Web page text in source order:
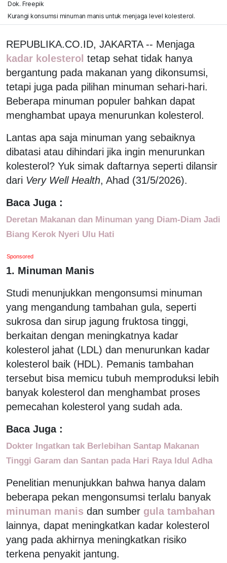
Dok. Freepik
Kurangi konsumsi minuman manis untuk menjaga level kolesterol.
REPUBLIKA.CO.ID, JAKARTA -- Menjaga
kadar kolesterol tetap sehat tidak hanya
bergantung pada makanan yang dikonsumsi,
tetapi juga pada pilihan minuman sehari-hari.
Beberapa minuman populer bahkan dapat
menghambat upaya menurunkan kolesterol.
Lantas apa saja minuman yang sebaiknya
dibatasi atau dihindari jika ingin menurunkan
kolesterol? Yuk simak daftarnya seperti dilansir
dari Very Well Health, Ahad (31/5/2026).
Baca Juga :
Deretan Makanan dan Minuman yang Diam-Diam Jadi
Biang Kerok Nyeri Ulu Hati
Sponsored
1. Minuman Manis
Studi menunjukkan mengonsumsi minuman
yang mengandung tambahan gula, seperti
sukrosa dan sirup jagung fruktosa tinggi,
berkaitan dengan meningkatnya kadar
kolesterol jahat (LDL) dan menurunkan kadar
kolesterol baik (HDL). Pemanis tambahan
tersebut bisa memicu tubuh memproduksi lebih
banyak kolesterol dan menghambat proses
pemecahan kolesterol yang sudah ada.
Baca Juga :
Dokter Ingatkan tak Berlebihan Santap Makanan
Tinggi Garam dan Santan pada Hari Raya Idul Adha
Penelitian menunjukkan bahwa hanya dalam
beberapa pekan mengonsumsi terlalu banyak
minuman manis dan sumber gula tambahan
lainnya, dapat meningkatkan kadar kolesterol
yang pada akhirnya meningkatkan risiko
terkena penyakit jantung.